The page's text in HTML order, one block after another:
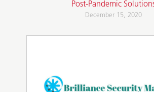
Post-Pandemic
December 15, 2020